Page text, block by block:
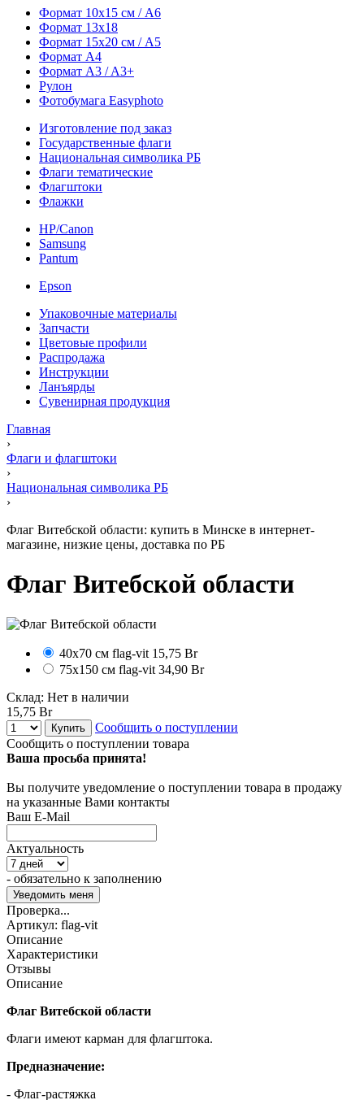
Формат 10х15 см / A6
Формат 13х18
Формат 15х20 см / A5
Формат А4
Формат A3 / A3+
Рулон
Фотобумага Easyphoto
Изготовление под заказ
Государственные флаги
Национальная символика РБ
Флаги тематические
Флагштоки
Флажки
HP/Canon
Samsung
Pantum
Epson
Упаковочные материалы
Запчасти
Цветовые профили
Распродажа
Инструкции
Ланъярды
Сувенирная продукция
Главная
›
Флаги и флагштоки
›
Национальная символика РБ
›
Флаг Витебской области: купить в Минске в интернет-
магазине, низкие цены, доставка по РБ
Флаг Витебской области
40х70 см flag-vit 15,75 Br
75х150 см flag-vit 34,90 Br
Склад: Нет в наличии
15,75 Br
Купить
Сообщить о поступлении
Сообщить о поступлении товара
Ваша просьба принята!
Вы получите уведомление о поступлении товара в продажу
на указанные Вами контакты
Ваш E-Mail
Актуальность
- обязательно к заполнению
Проверка...
Артикул: flag-vit
Описание
Характеристики
Отзывы
Описание
Флаг Витебской области
Флаги имеют карман для флагштока.
Предназначение:
- Флаг-растяжка